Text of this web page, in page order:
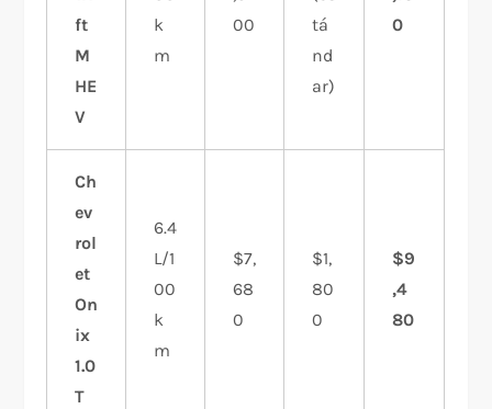
ft
M
HE
V
k
m
00
tá
nd
ar)
0
Ch
ev
rol
et
On
ix
1.0
T
6.4
L/1
00
k
m
$7,
68
0
$1,
80
0
$9
,4
80